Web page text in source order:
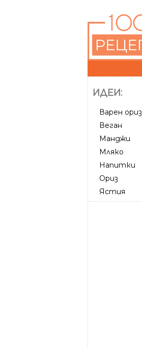
ИДЕИ:
Варен ориз
Веган
Манджи
Мляко
Напитки
Ориз
Ястия